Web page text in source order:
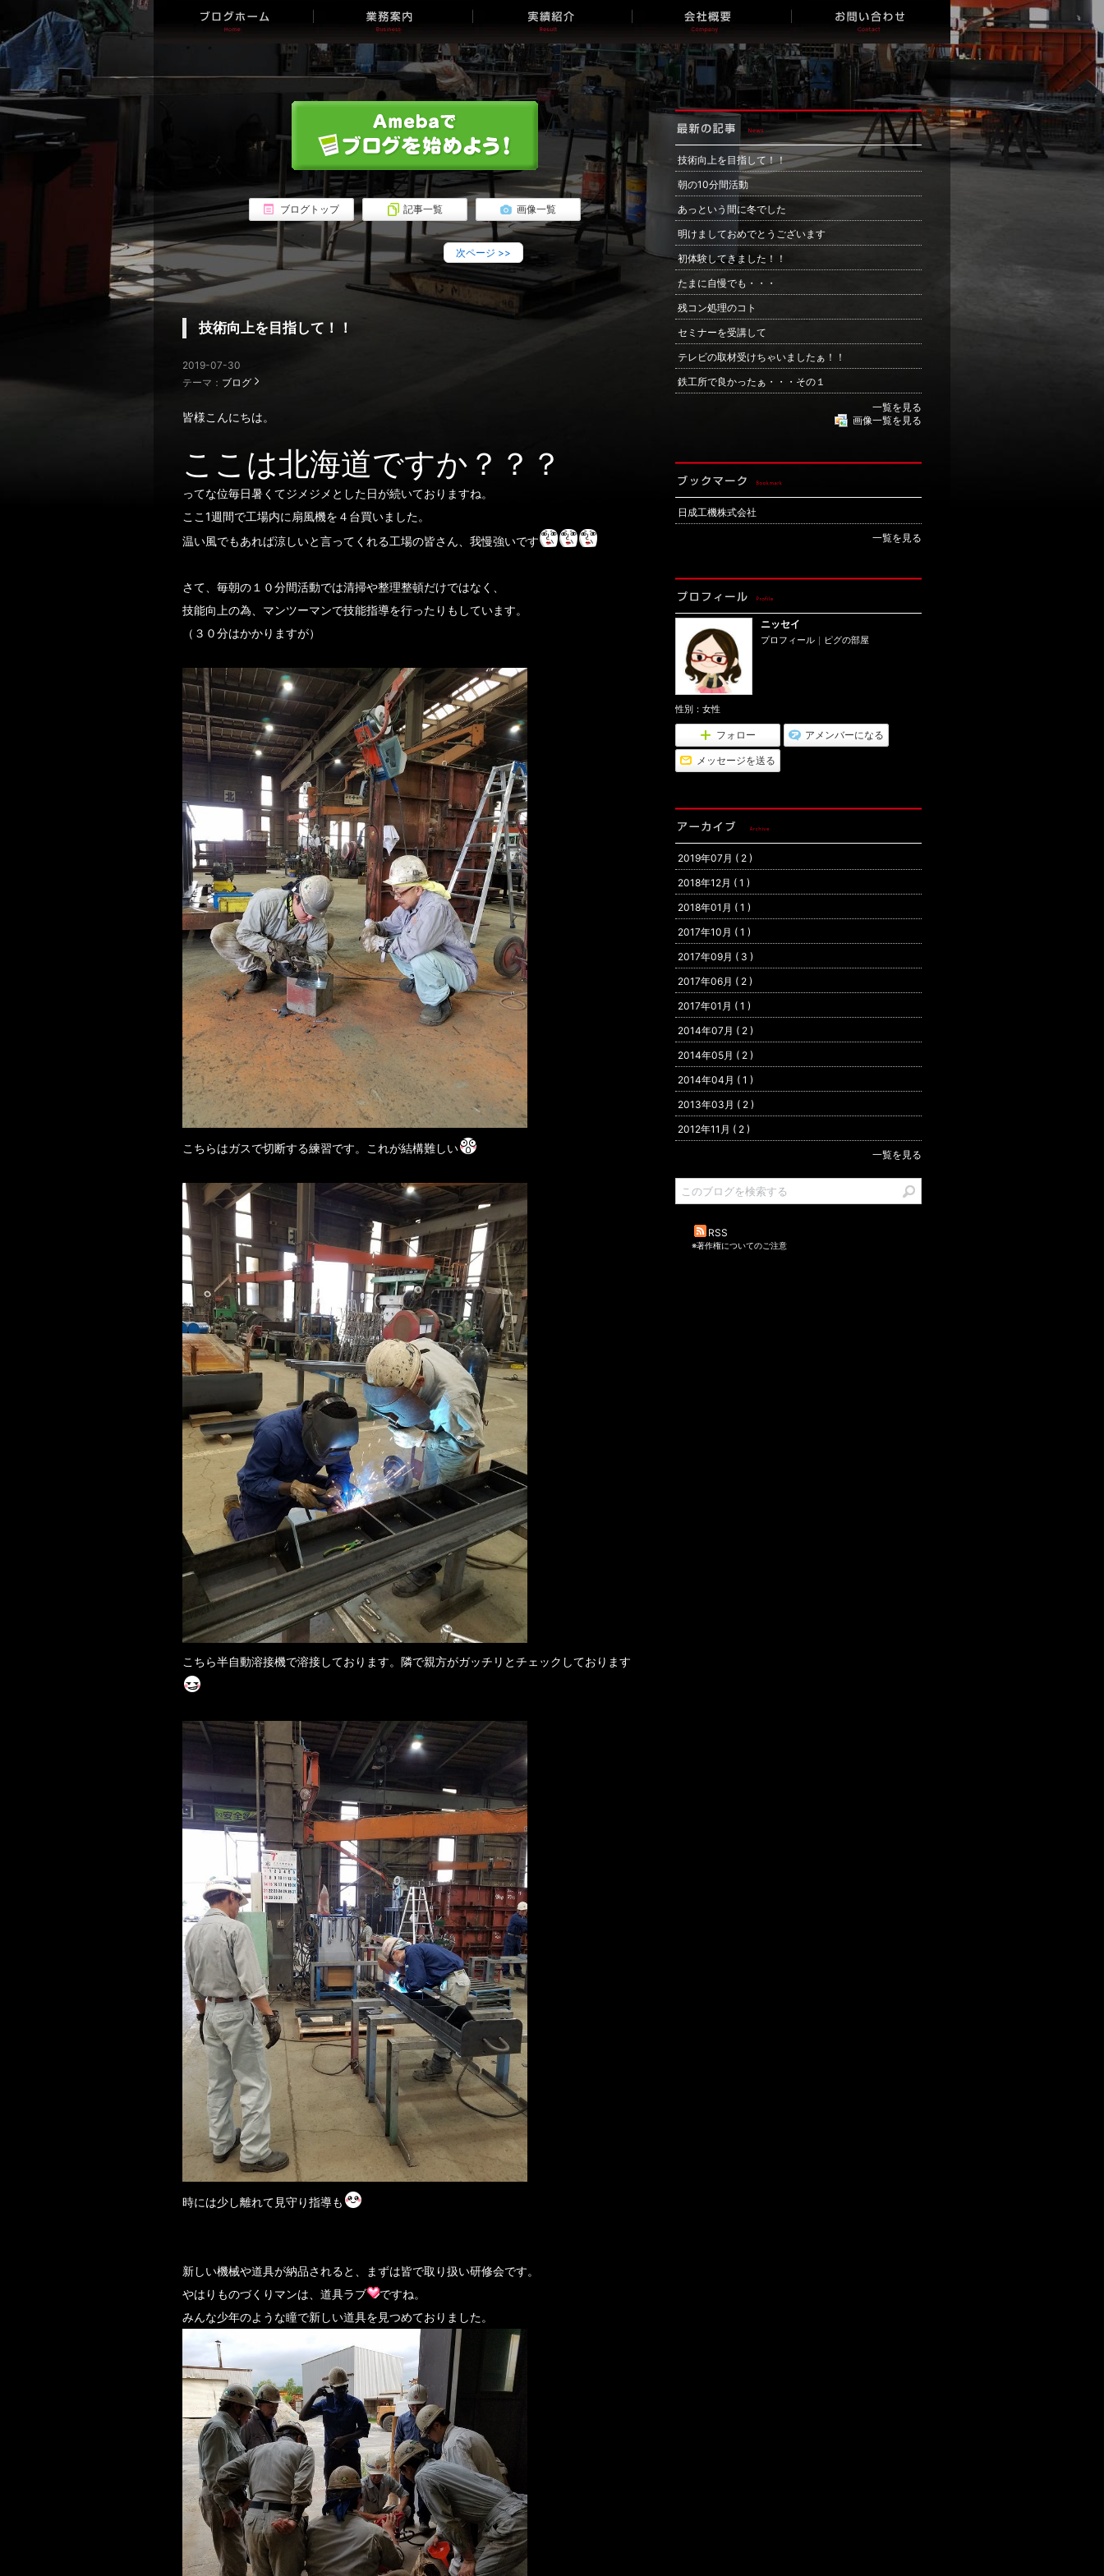
ブログトップ 記事一覧 画像一覧
次ページ >>
技術向上を目指して！！
2019-07-30
テーマ： ブログ
皆様こんにちは。
ここは北海道ですか？？？
ってな位毎日暑くてジメジメとした日が続いておりますね。
ここ1週間で工場内に扇風機を４台買いました。
温い風でもあれば涼しいと言ってくれる工場の皆さん、我慢強いです
さて、毎朝の１０分間活動では清掃や整理整頓だけではなく、
技能向上の為、マンツーマンで技能指導を行ったりもしています。
（３０分はかかりますが）
こちらはガスで切断する練習です。これが結構難しい
こちら半自動溶接機で溶接しております。隣で親方がガッチリとチェックしております
時には少し離れて見守り指導も
新しい機械や道具が納品されると、まずは皆で取り扱い研修会です。
やはりものづくりマンは、道具ラブ
ですね。
みんな少年のような瞳で新しい道具を見つめておりました。
技術向上を目指して！！
朝の10分間活動
あっという間に冬でした
明けましておめでとうございます
初体験してきました！！
たまに自慢でも・・・
残コン処理のコト
セミナーを受講して
テレビの取材受けちゃいましたぁ！！
鉄工所で良かったぁ・・・その１
一覧を見る
画像一覧を見る
日成工機株式会社
一覧を見る
ニッセイ
プロフィール ｜ ピグの部屋
性別： 女性
フォロー アメンバーになる
メッセージを送る
2019年07月 ( 2 )
2018年12月 ( 1 )
2018年01月 ( 1 )
2017年10月 ( 1 )
2017年09月 ( 3 )
2017年06月 ( 2 )
2017年01月 ( 1 )
2014年07月 ( 2 )
2014年05月 ( 2 )
2014年04月 ( 1 )
2013年03月 ( 2 )
2012年11月 ( 2 )
一覧を見る
RSS
※著作権についてのご注意